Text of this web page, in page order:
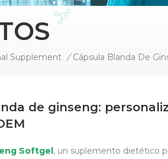
Supplement /
de ginseng:
Softgel , un suplemento dietético